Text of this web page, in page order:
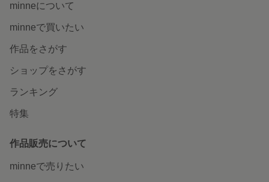
minneについて
minneで買いたい
作品をさがす
ショップをさがす
ランキング
特集
作品販売について
minneで売りたい